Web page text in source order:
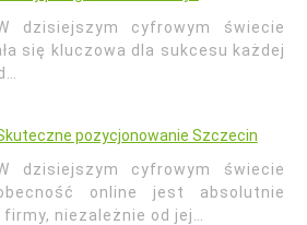
dzisiejszym cyfrowym świecie
się kluczowa dla sukcesu każdej
pozycjonowanie Szczecin
dzisiejszym cyfrowym świecie
online jest absolutnie
niezależnie od jej…